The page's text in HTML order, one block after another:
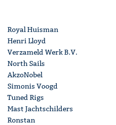
Royal Huisman
Henri Lloyd
Verzameld Werk B.V.
North Sails
AkzoNobel
Simonis Voogd
Tuned Rigs
Mast Jachtschilders
Ronstan